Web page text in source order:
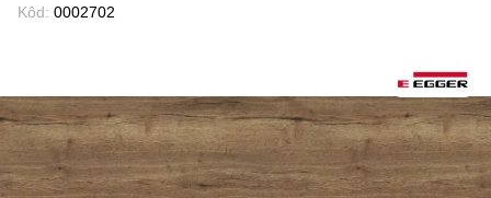
Kôd: 0002702